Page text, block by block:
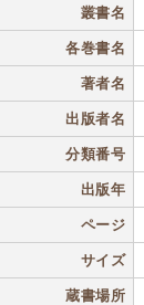
叢書名
各巻書名
著者名
出版者名
分類番号
出版年
ページ
サイズ
蔵書場所